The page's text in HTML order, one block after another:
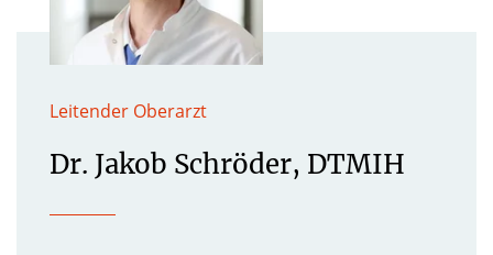
Leitender Oberarzt
Dr. Jakob Schröder, DTMIH